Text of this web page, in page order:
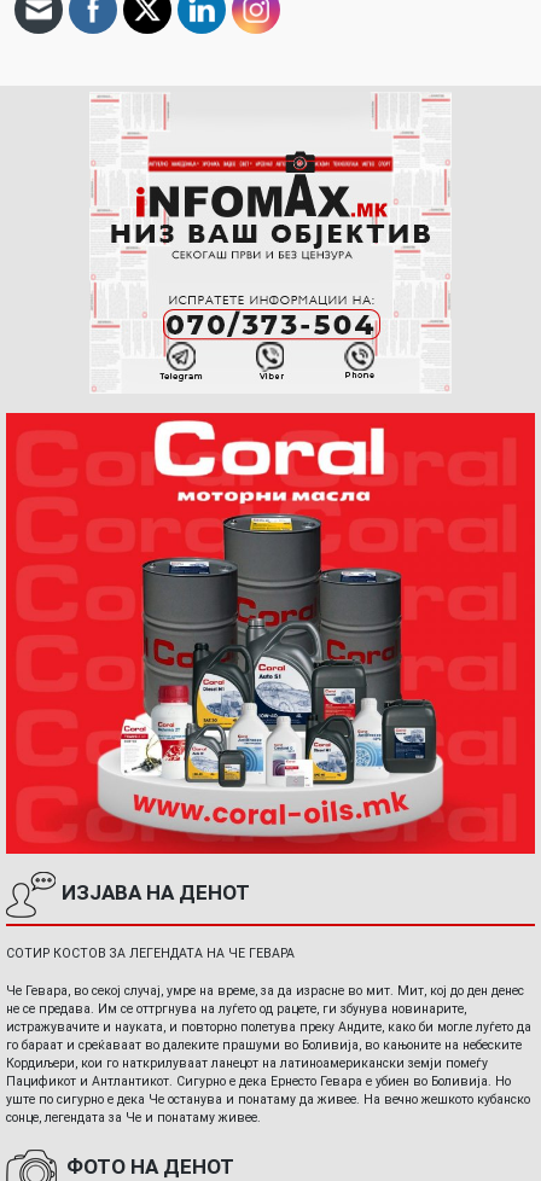
ИЗЈАВА НА ДЕНОТ
СОТИР КОСТОВ ЗА ЛЕГЕНДАТА НА ЧЕ ГЕВАРА
Че Гевара, во секој случај, умре на време, за да израсне во мит. Мит, кој до ден денес
не се предава. Им се оттргнува на луѓето од рацете, ги збунува новинарите,
истражувачите и науката, и повторно полетува преку Андите, како би могле луѓето да
го бараат и среќаваат во далеките прашуми во Боливија, во кањоните на небеските
Кордиљери, кои го наткрилуваат ланецот на латиноамерикански земји помеѓу
Пацификот и Антлантикот. Сигурно е дека Ернесто Гевара е убиен во Боливија. Но
уште по сигурно е дека Че останува и понатаму да живее. На вечно жешкото кубанско
сонце, легендата за Че и понатаму живее.
ФОТО НА ДЕНОТ